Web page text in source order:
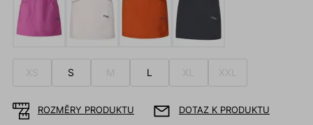
XS S M L XL XXL
ROZMĚRY PRODUKTU DOTAZ K PRODUKTU